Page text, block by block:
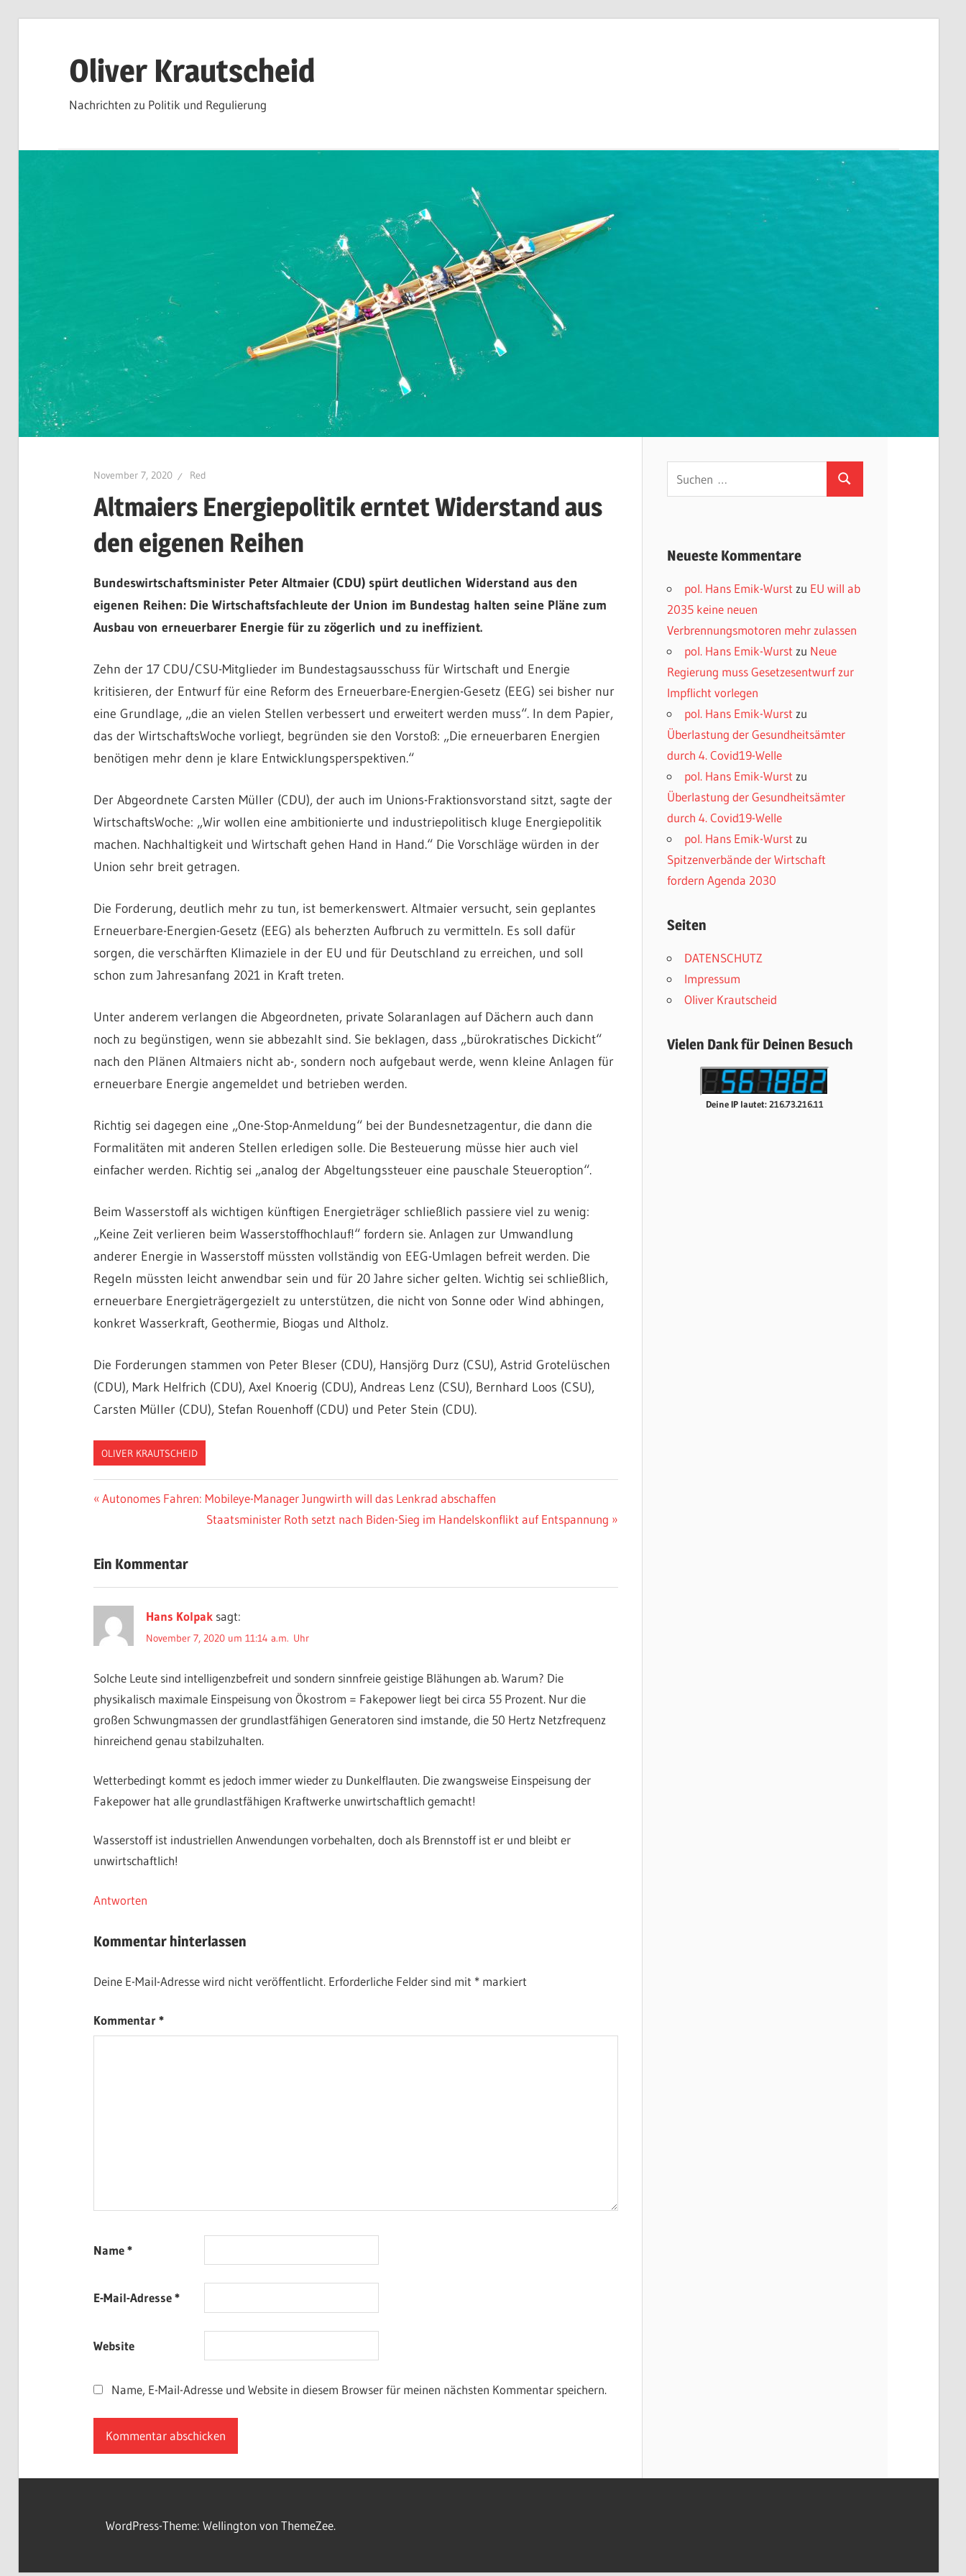
Oliver Krautscheid
Nachrichten zu Politik und Regulierung
November 7, 2020 Red
Altmaiers Energiepolitik erntet Widerstand aus
den eigenen Reihen
Bundeswirtschaftsminister Peter Altmaier (CDU) spürt deutlichen Widerstand aus den
eigenen Reihen: Die Wirtschaftsfachleute der Union im Bundestag halten seine Pläne zum
Ausbau von erneuerbarer Energie für zu zögerlich und zu ineffizient.
Zehn der 17 CDU/CSU-Mitglieder im Bundestagsausschuss für Wirtschaft und Energie
kritisieren, der Entwurf für eine Reform des Erneuerbare-Energien-Gesetz (EEG) sei bisher nur
eine Grundlage, „die an vielen Stellen verbessert und erweitert werden muss“. In dem Papier,
das der WirtschaftsWoche vorliegt, begründen sie den Vorstoß: „Die erneuerbaren Energien
benötigen mehr denn je klare Entwicklungsperspektiven.“
Der Abgeordnete Carsten Müller (CDU), der auch im Unions-Fraktionsvorstand sitzt, sagte der
WirtschaftsWoche: „Wir wollen eine ambitionierte und industriepolitisch kluge Energiepolitik
machen. Nachhaltigkeit und Wirtschaft gehen Hand in Hand.“ Die Vorschläge würden in der
Union sehr breit getragen.
Die Forderung, deutlich mehr zu tun, ist bemerkenswert. Altmaier versucht, sein geplantes
Erneuerbare-Energien-Gesetz (EEG) als beherzten Aufbruch zu vermitteln. Es soll dafür
sorgen, die verschärften Klimaziele in der EU und für Deutschland zu erreichen, und soll
schon zum Jahresanfang 2021 in Kraft treten.
Unter anderem verlangen die Abgeordneten, private Solaranlagen auf Dächern auch dann
noch zu begünstigen, wenn sie abbezahlt sind. Sie beklagen, dass „bürokratisches Dickicht“
nach den Plänen Altmaiers nicht ab-, sondern noch aufgebaut werde, wenn kleine Anlagen für
erneuerbare Energie angemeldet und betrieben werden.
Richtig sei dagegen eine „One-Stop-Anmeldung“ bei der Bundesnetzagentur, die dann die
Formalitäten mit anderen Stellen erledigen solle. Die Besteuerung müsse hier auch viel
einfacher werden. Richtig sei „analog der Abgeltungssteuer eine pauschale Steueroption“.
Beim Wasserstoff als wichtigen künftigen Energieträger schließlich passiere viel zu wenig:
„Keine Zeit verlieren beim Wasserstoffhochlauf!“ fordern sie. Anlagen zur Umwandlung
anderer Energie in Wasserstoff müssten vollständig von EEG-Umlagen befreit werden. Die
Regeln müssten leicht anwendbar sein und für 20 Jahre sicher gelten. Wichtig sei schließlich,
erneuerbare Energieträgergezielt zu unterstützen, die nicht von Sonne oder Wind abhingen,
konkret Wasserkraft, Geothermie, Biogas und Altholz.
Die Forderungen stammen von Peter Bleser (CDU), Hansjörg Durz (CSU), Astrid Grotelüschen
(CDU), Mark Helfrich (CDU), Axel Knoerig (CDU), Andreas Lenz (CSU), Bernhard Loos (CSU),
Carsten Müller (CDU), Stefan Rouenhoff (CDU) und Peter Stein (CDU).
OLIVER KRAUTSCHEID
Beitragsnavigation
Vorheriger
Autonomes Fahren: Mobileye-Manager Jungwirth will das Lenkrad abschaffen
Nächster
Staatsminister Roth setzt nach Biden-Sieg im Handelskonflikt auf Entspannung
Ein Kommentar
Hans Kolpak sagt:
November 7, 2020 um 11:14 a.m. Uhr
Solche Leute sind intelligenzbefreit und sondern sinnfreie geistige Blähungen ab. Warum? Die
physikalisch maximale Einspeisung von Ökostrom = Fakepower liegt bei circa 55 Prozent. Nur die
großen Schwungmassen der grundlastfähigen Generatoren sind imstande, die 50 Hertz Netzfrequenz
hinreichend genau stabilzuhalten.
Wetterbedingt kommt es jedoch immer wieder zu Dunkelflauten. Die zwangsweise Einspeisung der
Fakepower hat alle grundlastfähigen Kraftwerke unwirtschaftlich gemacht!
Wasserstoff ist industriellen Anwendungen vorbehalten, doch als Brennstoff ist er und bleibt er
unwirtschaftlich!
Antworten
Kommentar hinterlassen
Deine E-Mail-Adresse wird nicht veröffentlicht. Erforderliche Felder sind mit *markiert
Kommentar*
Name*
E-Mail-Adresse*
Website
Name, E-Mail-Adresse und Website in diesem Browser für meinen nächsten Kommentar speichern.
Suchen
Neueste Kommentare
pol. Hans Emik-Wurst zu EU will ab
2035 keine neuen
Verbrennungsmotoren mehr zulassen
pol. Hans Emik-Wurst zu Neue
Regierung muss Gesetzesentwurf zur
Impflicht vorlegen
pol. Hans Emik-Wurst zu
Überlastung der Gesundheitsämter
durch 4. Covid19-Welle
pol. Hans Emik-Wurst zu
Überlastung der Gesundheitsämter
durch 4. Covid19-Welle
pol. Hans Emik-Wurst zu
Spitzenverbände der Wirtschaft
fordern Agenda 2030
Seiten
DATENSCHUTZ
Impressum
Oliver Krautscheid
Vielen Dank für Deinen Besuch
Deine IP lautet: 216.73.216.11
WordPress-Theme: Wellington von ThemeZee.